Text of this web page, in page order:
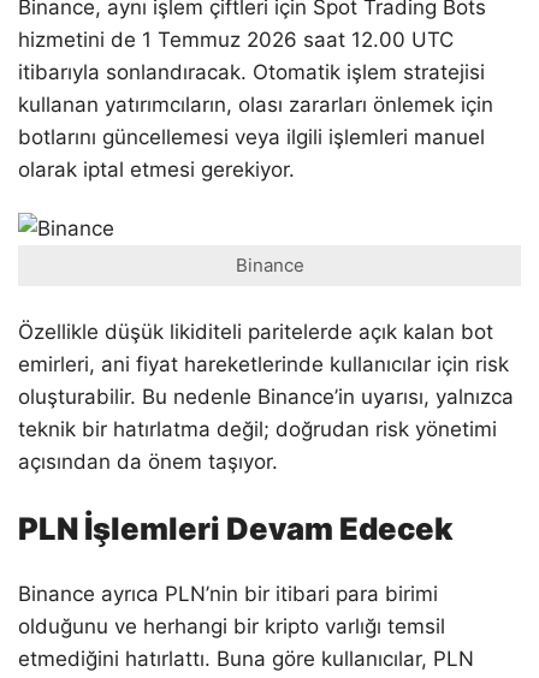
Binance, aynı işlem çiftleri için Spot Trading Bots
hizmetini de 1 Temmuz 2026 saat 12.00 UTC
itibarıyla sonlandıracak. Otomatik işlem stratejisi
kullanan yatırımcıların, olası zararları önlemek için
botlarını güncellemesi veya ilgili işlemleri manuel
olarak iptal etmesi gerekiyor.
Binance
Özellikle düşük likiditeli paritelerde açık kalan bot
emirleri, ani fiyat hareketlerinde kullanıcılar için risk
oluşturabilir. Bu nedenle Binance’in uyarısı, yalnızca
teknik bir hatırlatma değil; doğrudan risk yönetimi
açısından da önem taşıyor.
PLN İşlemleri Devam Edecek
Binance ayrıca PLN’nin bir itibari para birimi
olduğunu ve herhangi bir kripto varlığı temsil
etmediğini hatırlattı. Buna göre kullanıcılar, PLN